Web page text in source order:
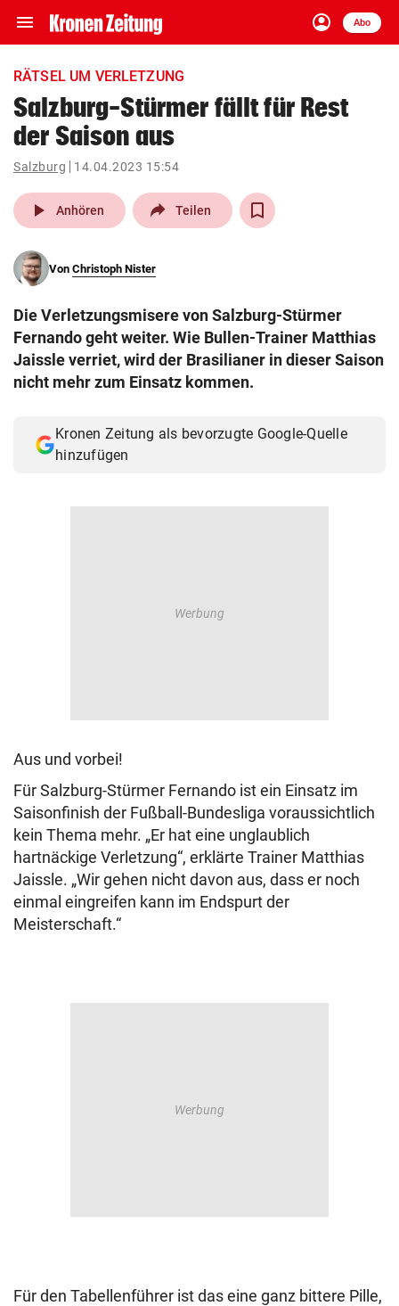
menu Navigation
ein-/ausklappen
account_circle
Anmelden
Abo
close Schließen
account_circle Anmelden
pin_drop
Wien arrow_right
search
eingeben
Muthgasse 2, 1190 Wien
RÄTSEL UM VERLETZUNG
Salzburg-Stürmer fällt für Rest
der Saison aus
Salzburg 14.04.2023 15:54
play_arrow Anhören Teilen
Von Christoph Nister
Die Verletzungsmisere von Salzburg-Stürmer
Fernando geht weiter. Wie Bullen-Trainer Matthias
Jaissle verriet, wird der Brasilianer in dieser Saison
nicht mehr zum Einsatz kommen.
Kronen Zeitung als bevorzugte Google-Quelle
hinzufügen
Aus und vorbei!
Für Salzburg-Stürmer Fernando ist ein Einsatz im
Saisonfinish der Fußball-Bundesliga voraussichtlich
kein Thema mehr. „Er hat eine unglaublich
hartnäckige Verletzung“, erklärte Trainer Matthias
Jaissle. „Wir gehen nicht davon aus, dass er noch
einmal eingreifen kann im Endspurt der
Meisterschaft.“
Für den Tabellenführer ist das eine ganz bittere Pille,